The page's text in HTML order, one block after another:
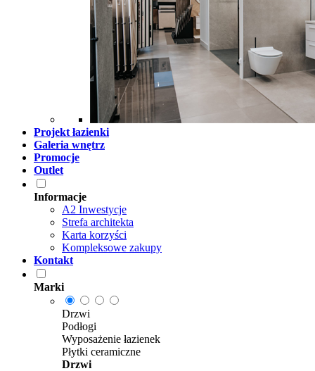
Projekt łazienki
Galeria wnętrz
Promocje
Outlet
Informacje
A2 Inwestycje
Strefa architekta
Karta korzyści
Kompleksowe zakupy
Kontakt
Marki
Drzwi
Podłogi
Wyposażenie łazienek
Płytki ceramiczne
Drzwi